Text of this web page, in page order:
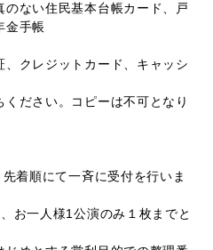
ない住民基本台帳カード、戸
金手帳
クレジットカード、キャッシ
ださい。コピーは不可となり
着順にて一斉に受付を行いま
お一人様1公演のみ１枚までと